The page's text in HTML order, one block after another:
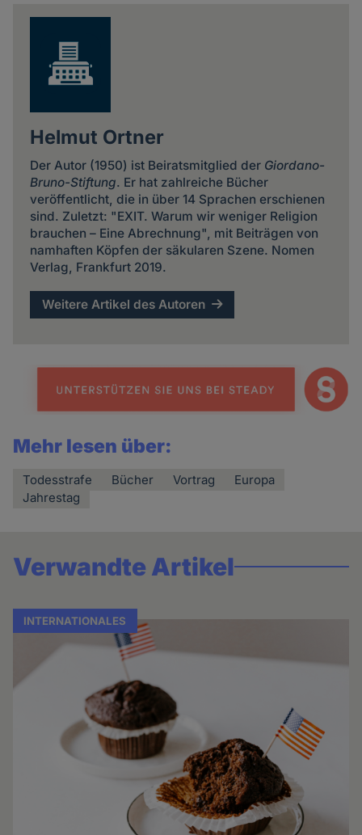
Helmut Ortner
Der Autor (1950) ist Beiratsmitglied der Giordano-
Bruno-Stiftung. Er hat zahlreiche Bücher
veröffentlicht, die in über 14 Sprachen erschienen
sind. Zuletzt: "EXIT. Warum wir weniger Religion
brauchen – Eine Abrechnung", mit Beiträgen von
namhaften Köpfen der säkularen Szene. Nomen
Verlag, Frankfurt 2019.
Weitere Artikel des Autoren
Mehr lesen über:
Todesstrafe Bücher Vortrag
Europa
Jahrestag
Verwandte Artikel
INTERNATIONALES